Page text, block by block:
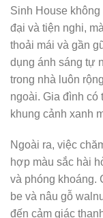
Sinh House
đại và tiện nghi,
thoải mái và gần
dụng ánh sáng tự
trong nhà luôn
ngoài. Gia đình
khung cảnh xanh
Ngoài ra, việc
hợp màu sắc hài
và phóng khoáng.
be và nâu gỗ
đến cảm giác